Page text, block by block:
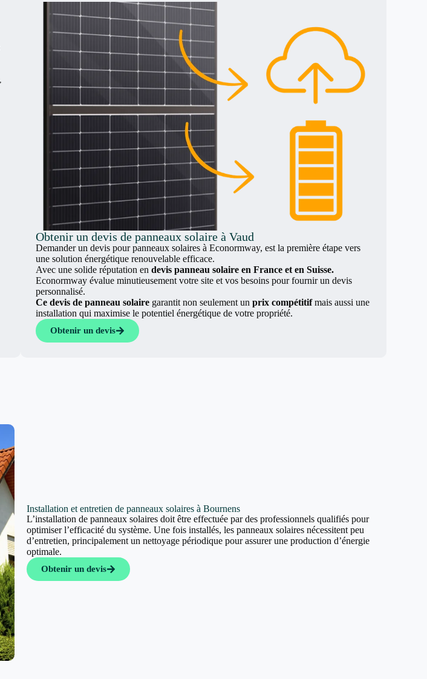
Obtenir un devis de panneaux solaire à Vaud
Demander un devis pour panneaux solaires à Econormway, est la première étape vers
une solution énergétique renouvelable efficace.
Avec une solide réputation en devis panneau solaire en France et en Suisse.
Econormway évalue minutieusement votre site et vos besoins pour fournir un devis
personnalisé.
Ce devis de panneau solaire garantit non seulement un prix compétitifmais aussi une
installation qui maximise le potentiel énergétique de votre propriété.
Obtenir un devis
Installation et entretien de panneaux solaires à Bournens
L’installation de panneaux solaires doit être effectuée par des professionnels qualifiés pour
optimiser l’efficacité du système. Une fois installés, les panneaux solaires nécessitent peu
d’entretien, principalement un nettoyage périodique pour assurer une production d’énergie
optimale.
Obtenir un devis